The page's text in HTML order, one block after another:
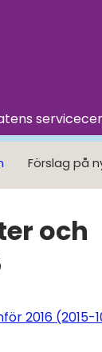
Förslag på
och
2016 (2015-